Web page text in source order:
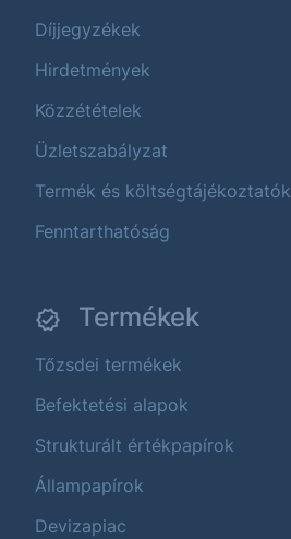
Díjjegyzékek
Hirdetmények
Közzétételek
Üzletszabályzat
Termék és költségtájékoztatók
Fenntarthatóság
Termékek
Tőzsdei termékek
Befektetési alapok
Strukturált értékpapírok
Állampapírok
Devizapiac